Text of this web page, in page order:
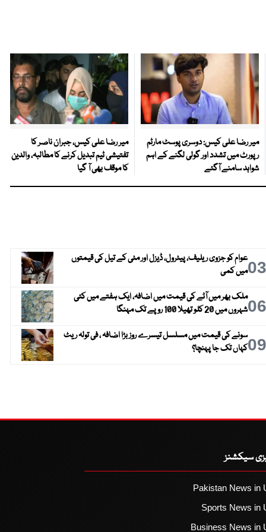
میر رضا علی کیس: دوسری پوسٹ مارٹم
رپورٹ میں تشدد اور گولی لگنے کے اہم
شواہد سامنے آگئے
میر رضا علی کیس، جبران ناصر کا
تفتیشی ٹیم تبدیل کرنے کا مطالبہ، والدین
کا موقف بھی آ گیا
03عوام کو جزوی ریلیف، پیٹرول، ڈیزل اور مٹی کے تیل کی قیمتوں
میں کمی
06ملک بھر میں آٹے کی قیمت میں اضافہ، ایک ہفتے میں کئی
شہروں میں 20 کلو تھیلا 100 روپے تک مہنگا
09سونے کی قیمت میں مسلسل تیسرے روز بڑا اضافہ ، فی تولہ ریٹ
کہاں تک جا پہنچا؟
سیکشنز
Pakistan News in
Sports News in
Business News in